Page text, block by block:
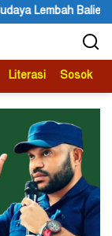
Dibuka,
Literasi Sosok